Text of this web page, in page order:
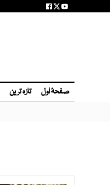
صفحۂ اول تازہ ترین